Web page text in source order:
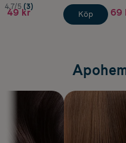
4.7/5 (3)
49 kr Köp 69